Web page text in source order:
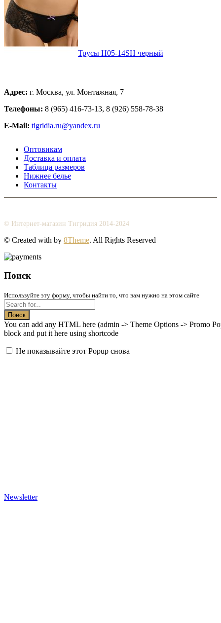
Трусы H05-14SH черный
Адрес: г. Москва, ул. Монтажная, 7
Телефоны: 8 (965) 416-73-13, 8 (926) 558-78-38
E-Mail: tigridia.ru@yandex.ru
Оптовикам
Доставка и оплата
Таблица размеров
Нижнее белье
Контакты
© Интернет-магазин Тигридия 2014-2024
© Created with by 8Theme. All Rights Reserved
Поиск
Используйте эту форму, чтобы найти то, что вам нужно на этом сайте
Поиск
You can add any HTML here (admin -> Theme Options -> Promo
block and put it here using shortcode
Не показывайте этот Popup снова
Newsletter